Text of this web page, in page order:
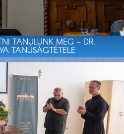
TANULUNK MEG – DR.
TANÚSÁGTÉTELE